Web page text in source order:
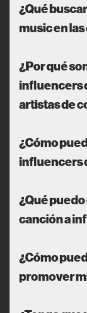
¿Qué
music en
¿Por qué
influencers
artistas de
¿Cómo
influencers
¿Qué
canción a
¿Cómo
promover